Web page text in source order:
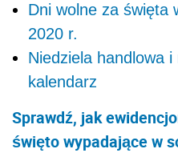
Dni wolne za święta
2020 r.
Niedziela handlowa
kalendarz
Sprawdź, jak
święto wypadające w